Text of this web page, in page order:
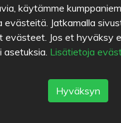
käytämme
evästeitä. Jatkamalla
evästeet. Jos et hyväksy
asetuksia. Lisätietoja
Hyväksyn
ravintola karuwa